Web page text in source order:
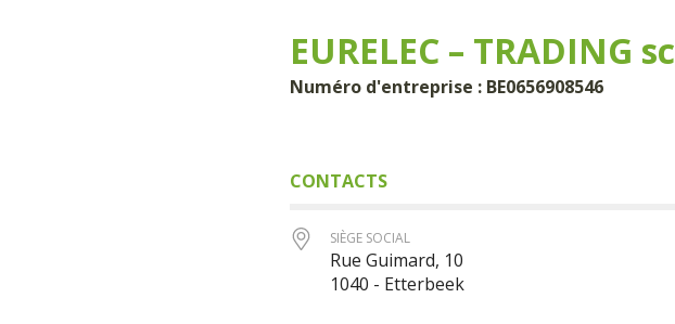
EURELEC – TRADING sc
Numéro d'entreprise : BE0656908546
CONTACTS
SIÈGE SOCIAL
Rue Guimard, 10
1040 - Etterbeek